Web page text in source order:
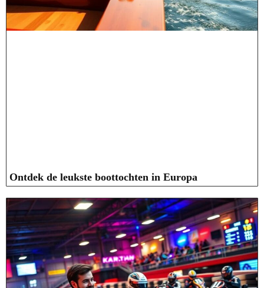
Ontdek de leukste boottochten in Europa